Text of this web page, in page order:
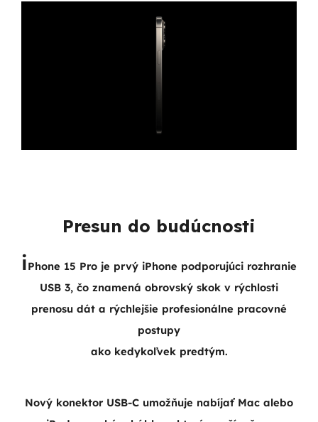
Presun do budúcnosti
iPhone 15 Pro je prvý iPhone podporujúci rozhranie
USB 3, čo znamená obrovský skok v rýchlosti
prenosu dát a rýchlejšie profesionálne pracovné
postupy
ako kedykoľvek predtým.
Nový konektor USB-C umožňuje nabíjať Mac alebo